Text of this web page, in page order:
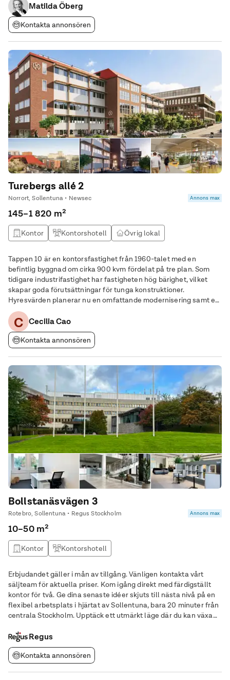
med elgrindar. Båda byggnaderna har portar på
Matilda Öberg
Kontakta annonsören
Turebergs allé 2
Norrort, Sollentuna • Newsec Annons max
145–1 820 m²
Kontor Kontorshotell Övrig lokal
Tappen 10 är en kontorsfastighet från 1960-talet med en
befintlig byggnad om cirka 900 kvm fördelat på tre plan. Som
tidigare industrifastighet har fastigheten hög bärighet, vilket
skapar goda förutsättningar för tunga konstruktioner.
Hyresvärden planerar nu en omfattande modernisering samt en
påbyggnad med två våningar, vilket kommer att utöka totalytan
till 4 520 kvm. Fastigheten kommer även
C Cecilia Cao
Kontakta annonsören
Bollstanäsvägen 3
Rotebro, Sollentuna • Regus Stockholm Annons max
10–50 m²
Kontor Kontorshotell
Erbjudandet gäller i mån av tillgång. Vänligen kontakta vårt
säljteam för aktuella priser. Kom igång direkt med färdigställt
kontor för två. Ge dina senaste idéer skjuts till nästa nivå på en
flexibel arbetsplats i hjärtat av Sollentuna, bara 20 minuter från
centrala Stockholm. Upptäck ett utmärkt läge där du kan växa
dennaRegus
Kontakta annonsören